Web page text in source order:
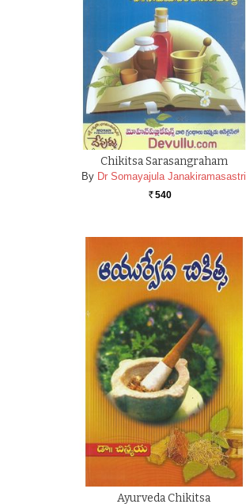
Chikitsa Sarasangraham
By Dr Somayajula Janakiramasastri
Rs. 540
Ayurveda Chikitsa